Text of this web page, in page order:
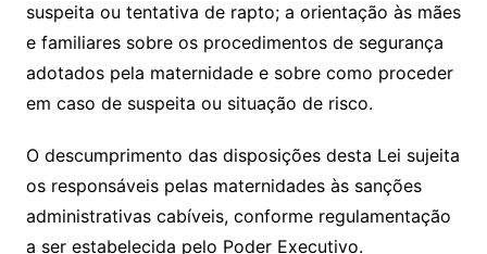
suspeita ou tentativa de rapto; a orientação às mães
e familiares sobre os procedimentos de segurança
adotados pela maternidade e sobre como proceder
em caso de suspeita ou situação de risco.
O descumprimento das disposições desta Lei sujeita
os responsáveis pelas maternidades às sanções
administrativas cabíveis, conforme regulamentação
a ser estabelecida pelo Poder Executivo.